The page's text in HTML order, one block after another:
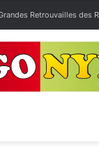
Wow… quel peuple ?